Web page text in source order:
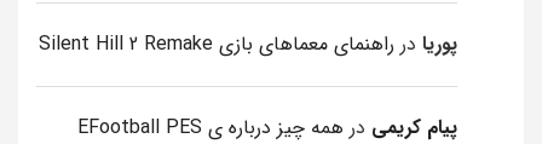
پوریا در راهنمای معماهای بازی Silent Hill 2 Remake
پیام کریمی در
همه چیز درباره ی EFootball PES